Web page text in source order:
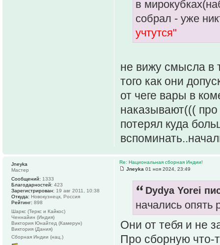
в
собрал - уже
учтутся"
не вижу смысла в
того как они
от чеге вары в
наказывают(((
потерял куда
Re: Национальная сборная Индии!
Jneyka 01 ноя 2024, 23:49
Dydya Yorei
начались опять
Они от тебя и не
Про сборную что-
Jneyka
Мастер
Сообщений: 1333
Благодарностей: 423
Зарегистрирован: 19 авг 2011, 10:38
Откуда: Новокузнецк, Россия
Рейтинг: 898
Шаркс (Теркс и Кайкос)
Ченнайин (Индия)
Виктория Юнайтед (Камерун)
Виктория (Дания)
Сборная Индии (нац.)